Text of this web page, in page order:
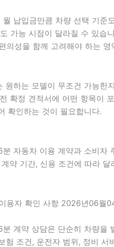
월 납입금만큼 차량 선택 기
가능 시점이 달라질 수 있
의성을 함께 고려해야 하는
원하는 모델이 무조건 가능
확정 견적서에 어떤 항목이
확인하는 것이 필요합니다.
자동차 이용 계약과 소비자
약 기간, 신용 조건에 따라
용자 확인 사항 2026년06월
계약 상담은 단순히 차량을
험 조건, 운전자 범위, 정비